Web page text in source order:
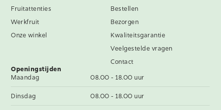
Fruitattenties
Werkfruit
Onze winkel
Bestellen
Bezorgen
Kwaliteitsgarantie
Veelgestelde vragen
Contact
Openingstijden
Maandag
08.00 - 18.00 uur
Dinsdag 08.00 - 18.00 uur